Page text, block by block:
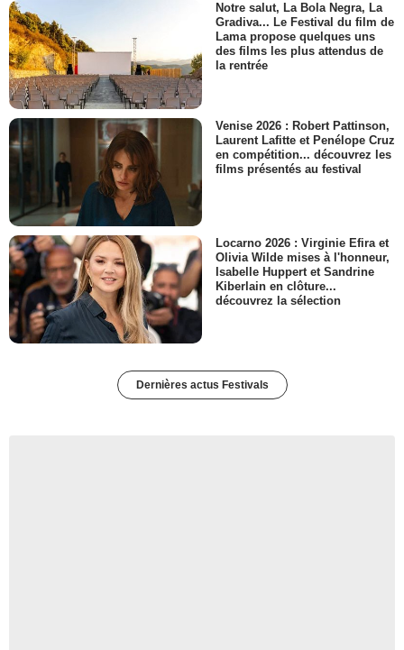
Notre salut, La Bola Negra, La
Gradiva... Le Festival du film de
Lama propose quelques uns
des films les plus attendus de
la rentrée
Venise 2026 : Robert Pattinson,
Laurent Lafitte et Penélope Cruz
en compétition... découvrez les
films présentés au festival
Locarno 2026 : Virginie Efira et
Olivia Wilde mises à l'honneur,
Isabelle Huppert et Sandrine
Kiberlain en clôture...
découvrez la sélection
Dernières actus Festivals